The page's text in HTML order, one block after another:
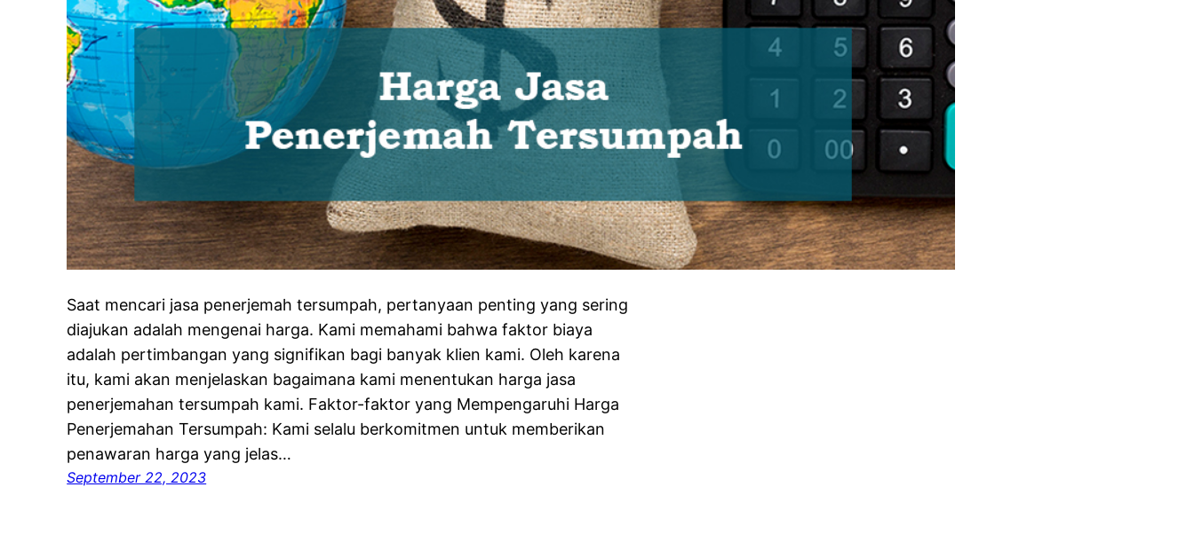
Saat mencari jasa penerjemah tersumpah, pertanyaan penting yang sering
diajukan adalah mengenai harga. Kami memahami bahwa faktor biaya
adalah pertimbangan yang signifikan bagi banyak klien kami. Oleh karena
itu, kami akan menjelaskan bagaimana kami menentukan harga jasa
penerjemahan tersumpah kami. Faktor-faktor yang Mempengaruhi Harga
Penerjemahan Tersumpah: Kami selalu berkomitmen untuk memberikan
penawaran harga yang jelas…
September 22, 2023